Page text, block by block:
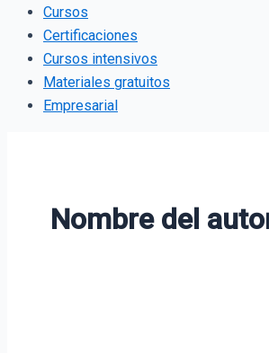
Cursos
Certificaciones
Cursos intensivos
Materiales gratuitos
Empresarial
Nombre del